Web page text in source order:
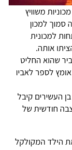
משוויץ
סמוך למכון
למכונית
אותה.
שהוא החליט
לספר לאביו
מ-15 מכוניות, בן העשירים קיבל
דולרים וקצבה חודשית של
הילד המקולקל